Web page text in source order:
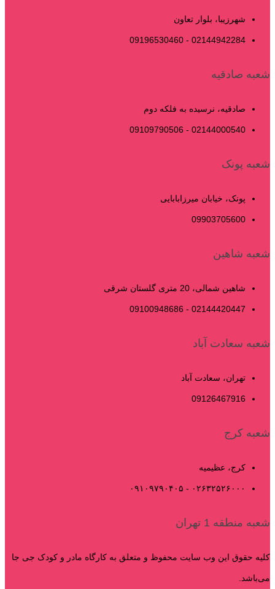
شهرزیبا، بلوار تعاون
02144942284 - 09196530460
شعبه صادقیه
صادقیه، نرسیده به فلکه دوم
02144000540 - 09109790506
شعبه پونک
پونک، خیابان میرزابابایی
09903705600
شعبه شاهین
شاهین شمالی، 20 متری گلستان شرقی
02144420447 - 09100948686
شعبه سعادت آباد
تهران، سعادت آباد
09126467916
شعبه کرج
کرج، عظیمیه
۰۲۶۳۲۵۲۶۰۰۰ - ۰۹۱۰۹۷۹۰۴۰۵
شعبه منطقه 1 تهران
کلیه حقوق این وب سایت محفوظ و متعلق به کارگاه مادر و کودک جی جا
می‌باشد.